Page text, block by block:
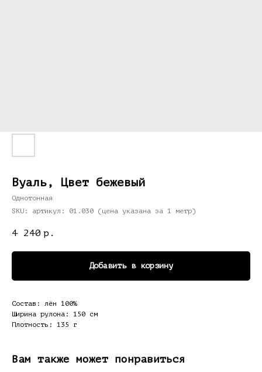
Вуаль, Цвет бежевый
Однотонная
SKU: артикул: 01.030 (цена указана за 1 метр)
4 240 р.
Добавить в корзину
Состав: лён 100%
Ширина рулона: 150 см
Плотность: 135 г
Вам также может понравиться